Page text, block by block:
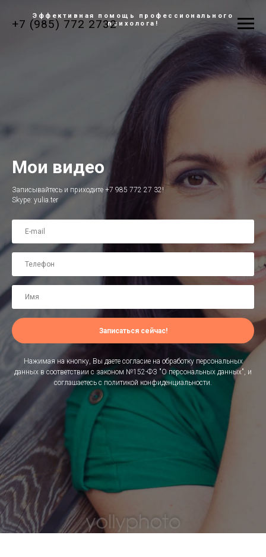
+7 (985) 772 2732
Эффективная помощь профессионального
психолога!
Мои видео
Записывайтесь и приходите +7 985 772 27 32!
Skype: yulia.ter
Записаться сейчас!
Нажимая на кнопку, Вы даете согласие на обработку персональных
данных в соответствии с законом №152-ФЗ "О персональных данных", и
соглашаетесь c политикой конфиденциальности.